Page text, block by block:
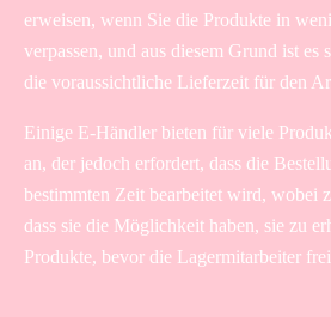
erweisen, wenn Sie die Produkte in
verpassen, und aus diesem Grund ist es
die voraussichtliche Lieferzeit für den
Einige E-Händler bieten für viele
an, der jedoch erfordert, dass die
bestimmten Zeit bearbeitet wird, wobei
dass sie die Möglichkeit haben, sie zu
Produkte, bevor die Lagermitarbeiter